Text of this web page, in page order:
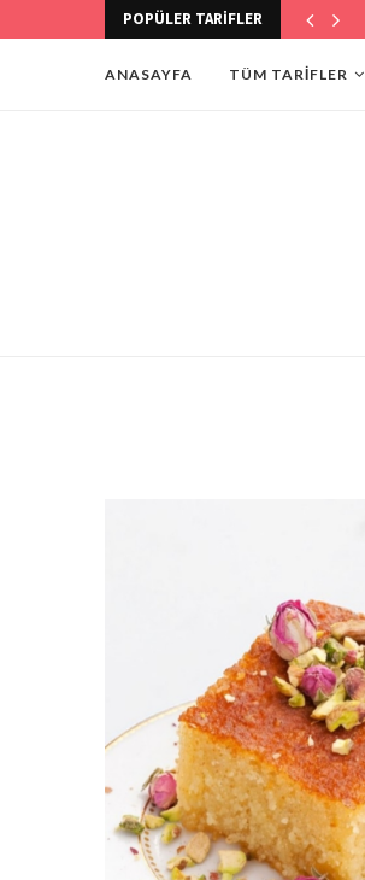
POPÜLER TARIFLER
ANASAYFA TÜM TARİFLER